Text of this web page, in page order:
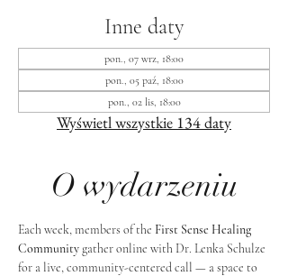
Inne daty
pon., 07 wrz, 18:00
pon., 05 paź, 18:00
pon., 02 lis, 18:00
Wyświetl wszystkie 134 daty
O wydarzeniu
Each week, members of the First Sense Healing
Community gather online with Dr. Lenka Schulze
for a live, community-centered call — a space to